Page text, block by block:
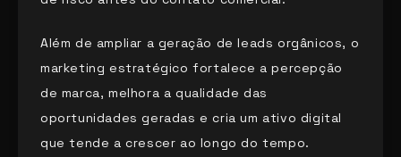
Além de ampliar a geração de leads orgânicos, o
marketing estratégico fortalece a percepção
de marca, melhora a qualidade das
oportunidades geradas e cria um ativo digital
que tende a crescer ao longo do tempo.